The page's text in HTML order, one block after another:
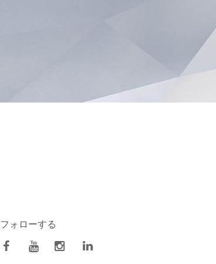
フォローする
facebookYoutubeInstagram